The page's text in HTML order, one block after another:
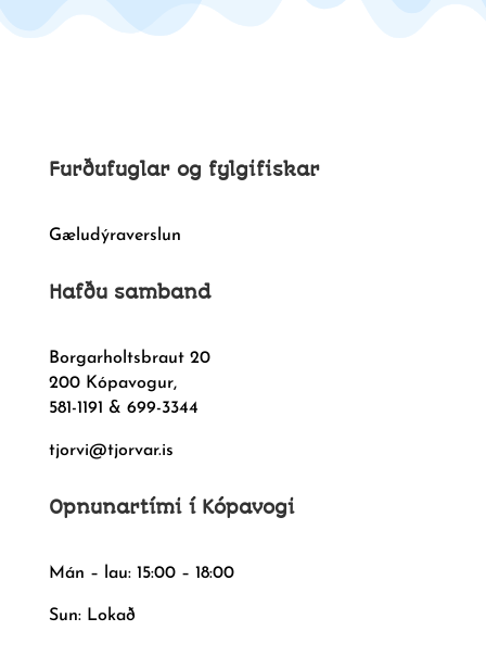
Furðufuglar og fylgifiskar
Gæludýraverslun
Hafðu samband
Borgarholtsbraut 20
200 Kópavogur,
581-1191 & 699-3344
tjorvi@tjorvar.is
Opnunartími í Kópavogi
Mán – lau: 15:00 – 18:00
Sun: Lokað